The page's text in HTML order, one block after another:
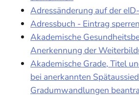
Adressänderung auf der
Adressbuch - Eintrag
Akademische
Anerkennung der
Akademische Grade, Titel
bei anerkannten
Gradumwandlungen